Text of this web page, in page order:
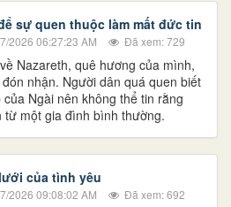
sự quen thuộc làm mất đức tin
2026 06:27:23 AM Đã xem: 729
Nazareth, quê hương của mình,
nhận. Người dân quá quen biết
Ngài nên không thể tin rằng
một gia đình bình thường.
của tình yêu
2026 09:08:02 AM Đã xem: 692